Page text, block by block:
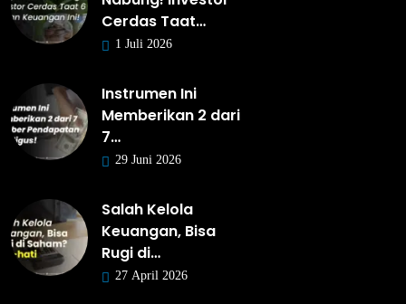
Cerdas Taat…
1 Juli 2026
Instrumen Ini
Memberikan 2 dari
7…
29 Juni 2026
Salah Kelola
Keuangan, Bisa
Rugi di…
27 April 2026